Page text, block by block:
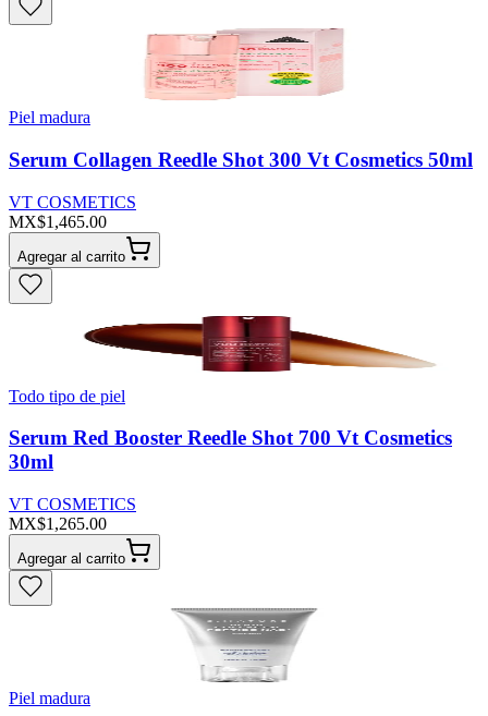
Piel madura
Serum Collagen Reedle Shot 300 Vt Cosmetics 50ml
VT COSMETICS
MX$1,465.00
Agregar al carrito
Todo tipo de piel
Serum Red Booster Reedle Shot 700 Vt Cosmetics
30ml
VT COSMETICS
MX$1,265.00
Agregar al carrito
Piel madura